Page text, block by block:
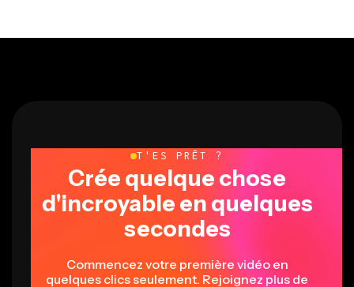
T'ES PRÊT ?
Crée quelque chose
d'incroyable en quelques
secondes
Commencez votre première vidéo en
quelques clics seulement. Rejoignez plus de